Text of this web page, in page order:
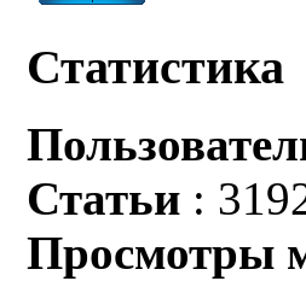
Статистика
Статьи :
Просмотры